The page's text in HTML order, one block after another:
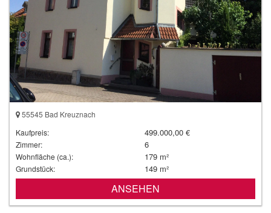
55545 Bad Kreuznach
Kaufpreis:
499.000,00 €
Zimmer: 6
Wohnfläche (ca.): 179 m²
Grundstück: 149 m²
ANSEHEN